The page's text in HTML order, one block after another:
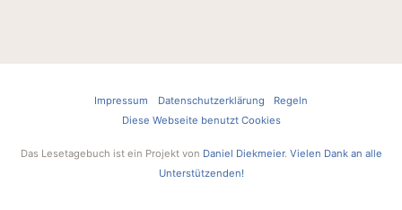
Impressum Datenschutzerklärung
Regeln
Diese Webseite benutzt Cookies
Das Lesetagebuch ist ein Projekt von Daniel Diekmeier. Vielen Dank an alle
Unterstützenden!